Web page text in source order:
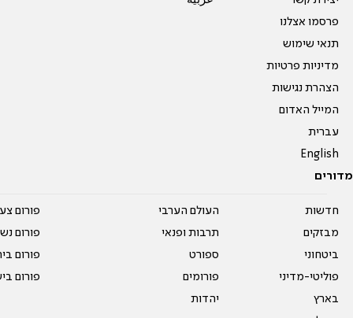
פרסמו אצלנו
תנאי שימוש
מדיניות פרטיות
הצהרת נגישות
המייל האדום
עברית
English
מדורים
חדשות
מבזקים
ביטחוני
פוליטי-מדיני
בארץ
העולם הערבי
תרבות ופנאי
ספורט
פורומים
יהדות
פורום
פורום
פורום
פורום